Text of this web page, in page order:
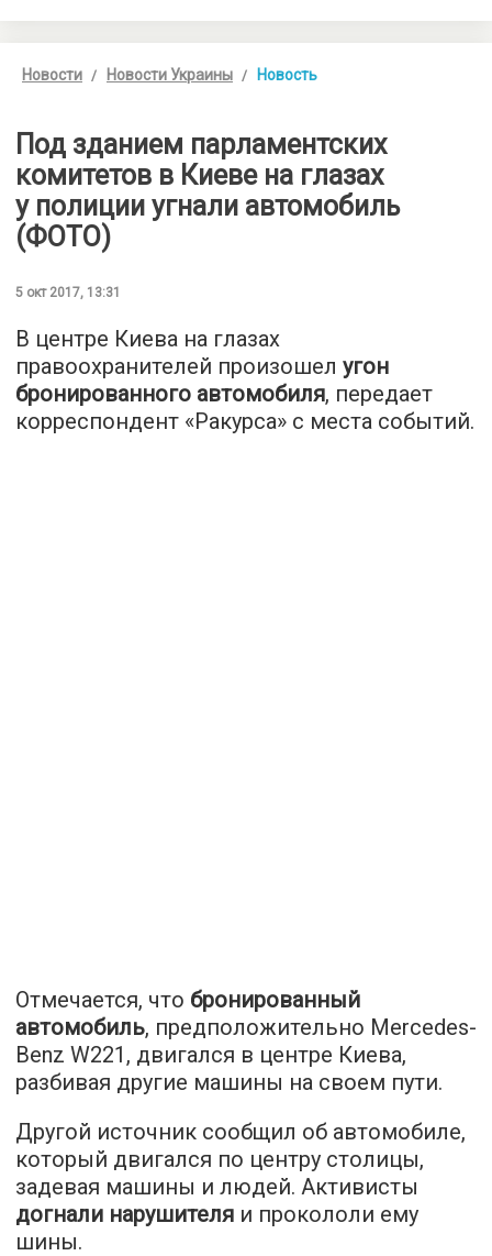
Новости Новости Украины Новость
Под зданием парламентских
комитетов в Киеве на глазах
у полиции угнали автомобиль
(ФОТО)
5 окт 2017, 13:31
В центре Киева на глазах
правоохранителей произошел угон
бронированного автомобиля, передает
корреспондент «Ракурса» с места событий.
Отмечается, что бронированный
автомобиль, предположительно Mercedes-
Benz W221, двигался в центре Киева,
разбивая другие машины на своем пути.
Другой источник сообщил об автомобиле,
который двигался по центру столицы,
задевая машины и людей. Активисты
догнали нарушителя и прокололи ему
шины.